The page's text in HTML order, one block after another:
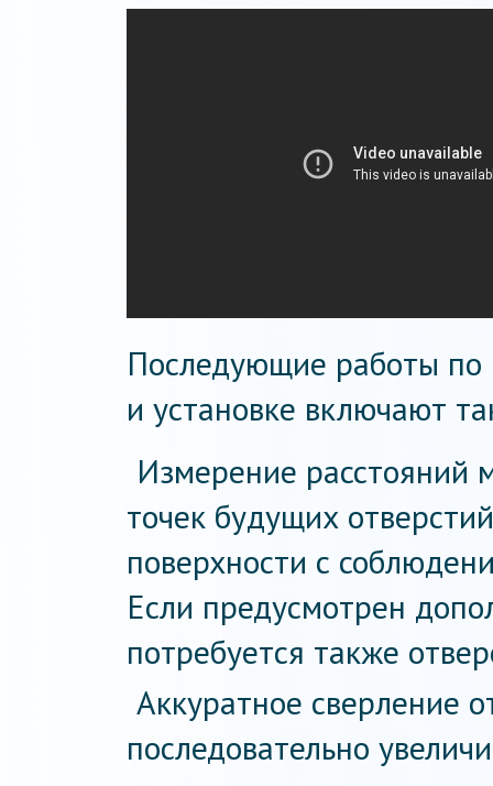
Последующие работы по
и установке включают
Измерение расстояний
точек будущих
поверхности с
Если предусмотрен
потребуется также
Аккуратное сверление
последовательно